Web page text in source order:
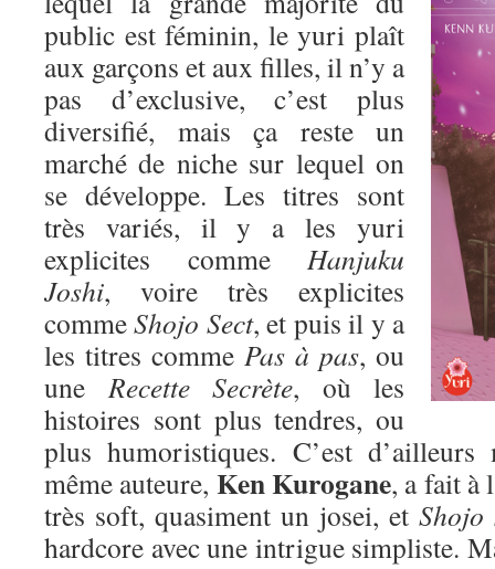
public est féminin, le yuri plaît
aux garçons et aux filles, il n’y a
pas d’exclusive, c’est plus
diversifié, mais ça reste un
marché de niche sur lequel on
se développe. Les titres sont
très variés, il y a les yuri
explicites comme Hanjuku
Joshi, voire très explicites
commeShojo Sect, et puis il y a
les titres comme Pas à pas, ou
uneRecette Secrète, où les
histoires sont plus tendres, ou
plus humoristiques. C’est d’ailleurs
même auteure, Ken Kurogane, a fait à
très soft, quasiment un josei, et Shojo
hardcore avec une intrigue simpliste.